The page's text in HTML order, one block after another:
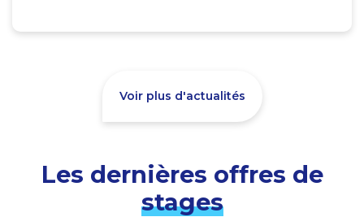
Voir plus d'actualités
Les dernières offres de
stages